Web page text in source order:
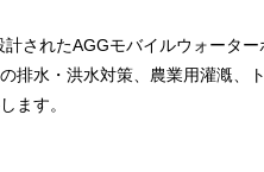
されたAGGモバイルウォータ
排水・洪水対策、農業用灌漑、
ます。